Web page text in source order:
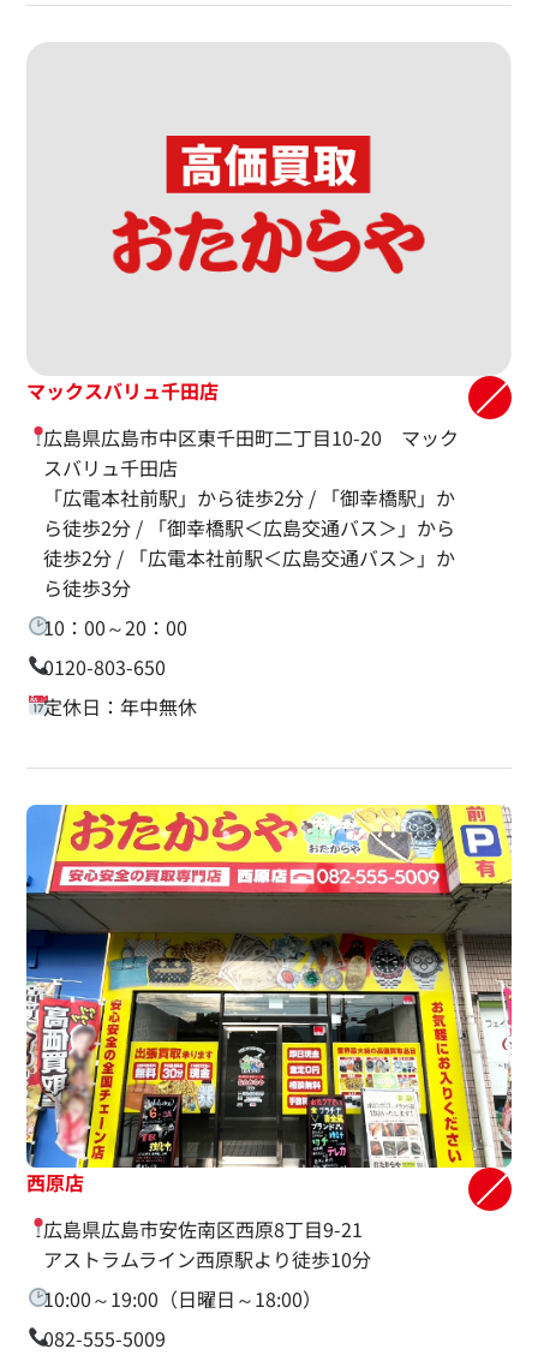
マックスバリュ千田店
広島県広島市中区東千田町二丁目10-20 マック
スバリュ千田店
「広電本社前駅」から徒歩2分 / 「御幸橋駅」か
ら徒歩2分 / 「御幸橋駅＜広島交通バス＞」から
徒歩2分 / 「広電本社前駅＜広島交通バス＞」か
ら徒歩3分
10：00～20：00
0120-803-650
定休日：年中無休
西原店
広島県広島市安佐南区西原8丁目9-21
アストラムライン西原駅より徒歩10分
10:00～19:00（日曜日～18:00）
082-555-5009